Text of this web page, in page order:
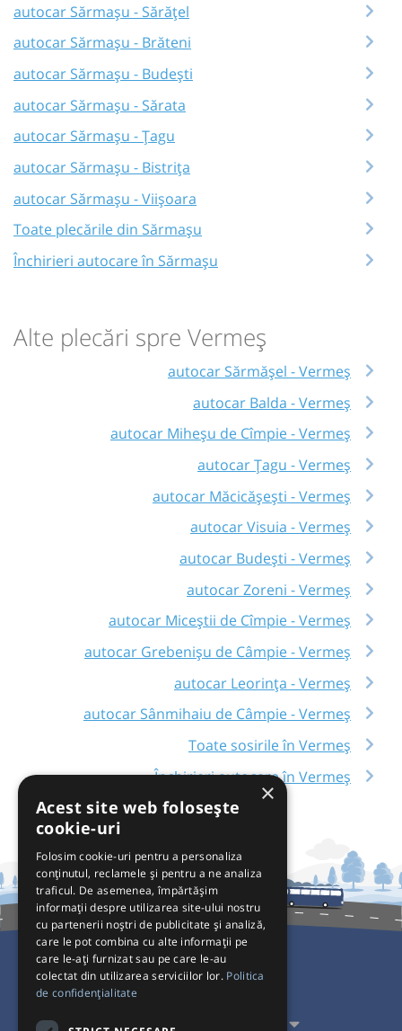
autocar Sărmașu - Sărățel
autocar Sărmașu - Brăteni
autocar Sărmașu - Budești
autocar Sărmașu - Sărata
autocar Sărmașu - Țagu
autocar Sărmașu - Bistrița
autocar Sărmașu - Viișoara
Toate plecările din Sărmașu
Închirieri autocare în Sărmașu
Alte plecări spre Vermeș
autocar Sărmășel - Vermeș
autocar Balda - Vermeș
autocar Miheșu de Cîmpie - Vermeș
autocar Țagu - Vermeș
autocar Măcicășești - Vermeș
autocar Visuia - Vermeș
autocar Budești - Vermeș
autocar Zoreni - Vermeș
autocar Miceștii de Cîmpie - Vermeș
autocar Grebenișu de Câmpie - Vermeș
autocar Leorința - Vermeș
autocar Sânmihaiu de Câmpie - Vermeș
Toate sosirile în Vermeș
Închirieri autocare în Vermeș
Pentru Călători
Pentru Transportatori
×
Acest site web folosește
cookie-uri
Folosim cookie-uri pentru a personaliza
conținutul, reclamele și pentru a ne analiza
traficul. De asemenea, împărtășim
informații despre utilizarea site-ului nostru
cu partenerii noștri de publicitate și analiză,
care le pot combina cu alte informații pe
care le-ați furnizat sau pe care le-au
colectat din utilizarea serviciilor lor. Politica
de confidențialitate